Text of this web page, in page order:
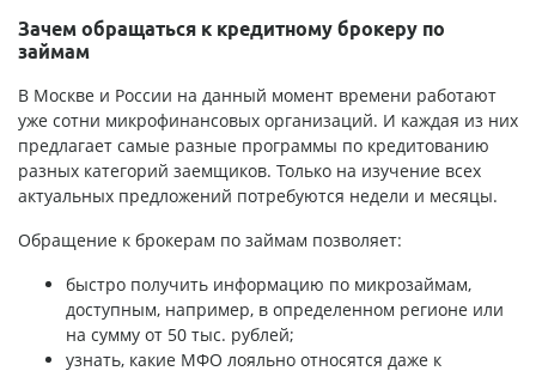
Зачем обращаться к кредитному брокеру по
займам
В Москве и России на данный момент времени работают
уже сотни микрофинансовых организаций. И каждая из них
предлагает самые разные программы по кредитованию
разных категорий заемщиков. Только на изучение всех
актуальных предложений потребуются недели и месяцы.
Обращение к брокерам по займам позволяет:
быстро получить информацию по микрозаймам,
доступным, например, в определенном регионе или
на сумму от 50 тыс. рублей;
узнать, какие МФО лояльно относятся даже к